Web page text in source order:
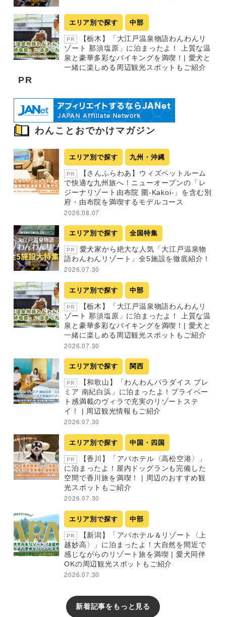
エリア別で探す 中部
PR
【栃木】「大江戸温泉物語わんわんリ
ゾート 那須塩原」に泊まったよ！ 上質な温
泉と豪華多彩なバイキングを満喫！| 愛犬と
一緒に楽しめる周辺観光スポットもご紹介
PR
わんことおでかけマガジン
エリア別で探す 九州・沖縄
PR
【さんふらわあ】ウィズペットルーム
で快適な九州旅へ！ニューオープンの「レ
ジーナリゾート由布院 圍-Kakoi-」を含む別
府・由布院を満喫するモデルコース
2026.08.07
エリア別で探す 全国特集
PR
愛犬家から絶大な人気「大江戸温泉物
語わんわんリゾート」全5施設を徹底紹介！
2026.07.30
エリア別で探す 中部
PR
【栃木】「大江戸温泉物語わんわんリ
ゾート 那須塩原」に泊まったよ！ 上質な温
泉と豪華多彩なバイキングを満喫！| 愛犬と
一緒に楽しめる周辺観光スポットもご紹介
2026.07.30
エリア別で探す 関西
PR
【和歌山】「わんわんパラダイス プレ
ミア 南紀白浜」に泊まったよ！プライベー
ト感満載のヴィラで充実のリゾートステ
イ！ | 周辺観光情報もご紹介
2026.07.30
エリア別で探す 中国・四国
PR
【香川】「アパホテル〈高松空港〉」
に泊まったよ！屋内ドッグランも完備した
空間で香川旅を満喫！ | 周辺のおすすめ観
光スポットもご紹介
2026.07.30
エリア別で探す 中部
PR
【新潟】「アパホテル＆リゾート〈上
越妙高〉」に泊まったよ！大自然を間近で
感じながらのリゾート旅を満喫 | 愛犬同伴
OKの周辺観光スポットもご紹介
2026.07.30
新着記事をもっと見る